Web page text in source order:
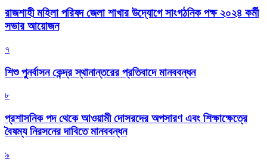
রাজশাহী মহিলা পরিষদ জেলা শাখার উদ্যোগে সাংগঠনিক পক্ষ ২০২৪ কর্মী
সভার আয়োজন
৭
শিশু পুনর্বাসন কেন্দ্র স্থানান্তরের প্রতিবাদে মানববন্ধন
৮
প্রশাসনিক পদ থেকে আওয়ামী দোসরদের অপসারণ এবং শিক্ষাক্ষেত্রে
বৈষম্য নিরসনের দাবিতে মানববন্ধন
৯